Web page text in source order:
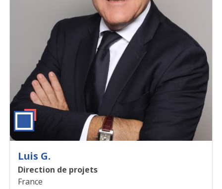
Luis G.
Direction de projets
France